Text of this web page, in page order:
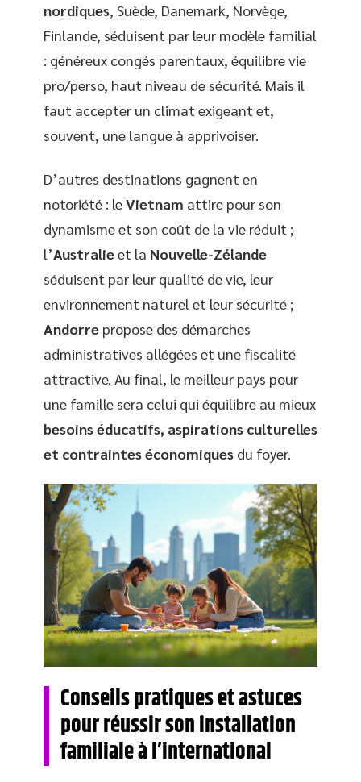
nordiques, Suède, Danemark, Norvège,
Finlande, séduisent par leur modèle familial
: généreux congés parentaux, équilibre vie
pro/perso, haut niveau de sécurité. Mais il
faut accepter un climat exigeant et,
souvent, une langue à apprivoiser.
D’autres destinations gagnent en
notoriété : leVietnam attire pour son
dynamisme et son coût de la vie réduit ;
l’Australieet la Nouvelle-Zélande
séduisent par leur qualité de vie, leur
environnement naturel et leur sécurité ;
Andorre propose des démarches
administratives allégées et une fiscalité
attractive. Au final, le meilleur pays pour
une famille sera celui qui équilibre au mieux
besoins éducatifs, aspirations culturelles
et contraintes économiques du foyer.
Conseils pratiques et astuces
pour réussir son installation
familiale à l’international